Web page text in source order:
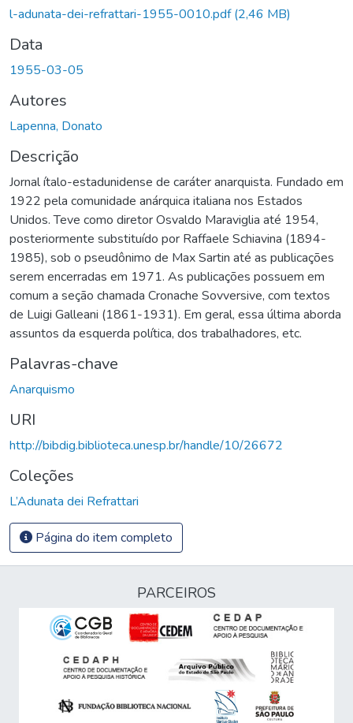
l-adunata-dei-refrattari-1955-0010.pdf(2,46 MB)
Data
1955-03-05
Autores
Lapenna, Donato
Descrição
Jornal ítalo-estadunidense de caráter anarquista. Fundado em
1922 pela comunidade anárquica italiana nos Estados
Unidos. Teve como diretor Osvaldo Maraviglia até 1954,
posteriormente substituído por Raffaele Schiavina (1894-
1985), sob o pseudônimo de Max Sartin até as publicações
serem encerradas em 1971. As publicações possuem em
comum a seção chamada Cronache Sovversive, com textos
de Luigi Galleani (1861-1931). Em geral, essa última aborda
assuntos da esquerda política, dos trabalhadores, etc.
Palavras-chave
Anarquismo
URI
http://bibdig.biblioteca.unesp.br/handle/10/26672
Coleções
L’Adunata dei Refrattari
Página do item completo
PARCEIROS